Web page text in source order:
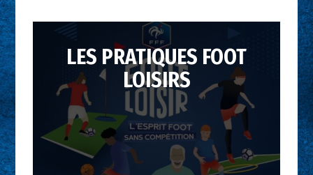
LES PRATIQUES FOOT
LOISIRS
Vous souhaitez fidéliser vos
licenciés qui ne se retrouvent
pas dans la pratique
compétitive ? Dynamiser la vie
de votre club ? Attirer un
nouveau public et vous ouvrir à
de nouvelles pratiques ?
Lancez vous la création de
sections loisirs !